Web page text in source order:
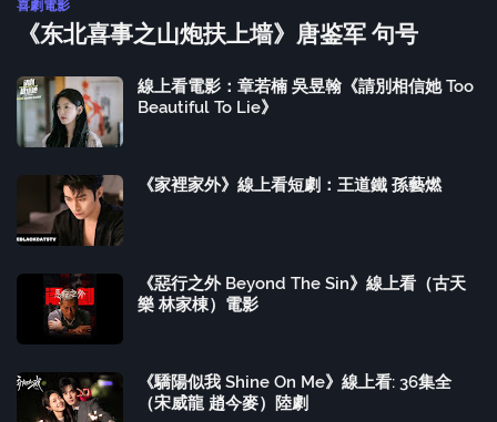
喜劇電影
《东北喜事之山炮扶上墙》唐鉴军 句号
線上看電影：章若楠 吳昱翰《請別相信她 Too
Beautiful To Lie》
《家裡家外》線上看短劇：王道鐵 孫藝燃
《惡行之外 Beyond The Sin》線上看（古天
樂 林家棟）電影
《驕陽似我 Shine On Me》線上看: 36集全
（宋威龍 趙今麥）陸劇